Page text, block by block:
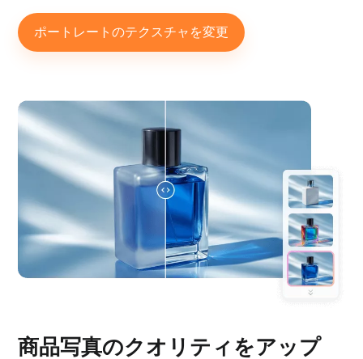
ポートレートのテクスチャを変更
商品写真のクオリティをアップ